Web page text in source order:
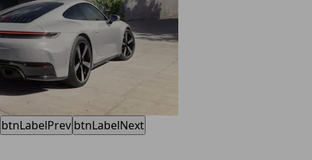
btnLabelPrev btnLabelNext